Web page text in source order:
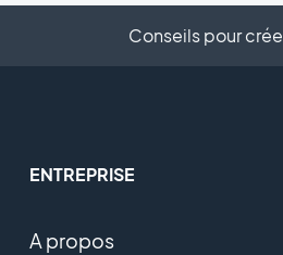
Conseils pour
ENTREPRISE
A propos